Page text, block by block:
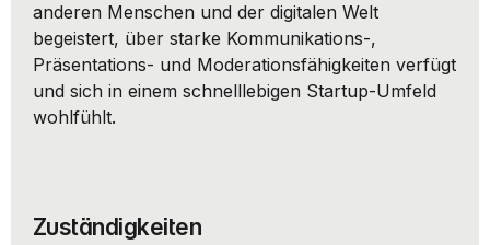
anderen Menschen und der digitalen Welt
begeistert, über starke Kommunikations-,
Präsentations- und Moderationsfähigkeiten verfügt
und sich in einem schnelllebigen Startup-Umfeld
wohlfühlt.
Zuständigkeiten